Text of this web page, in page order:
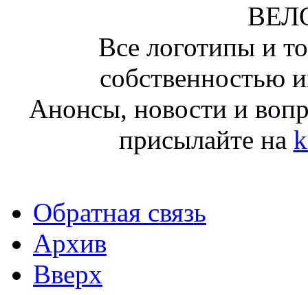
Все логотипы и
собственностью
Анонсы, новости и
присылайте на
Обратная связь
Архив
Вверх